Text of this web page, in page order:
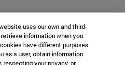
uses our own and third-
information when you
have different purposes.
as a user, obtain information
respecting your privacy, or